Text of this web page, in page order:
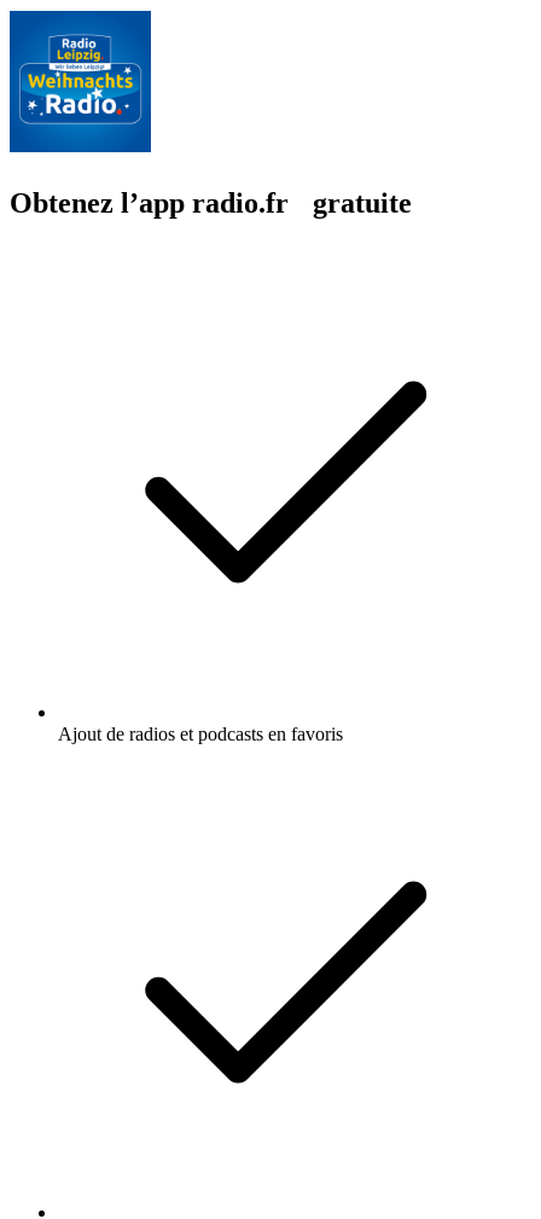
Obtenez l’app radio.fr gratuite
Ajout de radios et podcasts en favoris